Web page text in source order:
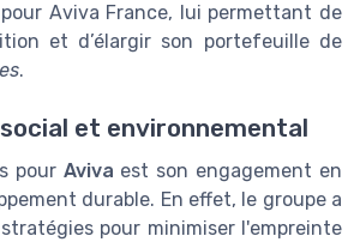
Aviva France, lui permettant de
et d’élargir son portefeuille de
.
et environnemental
pour Aviva est son engagement en
durable. En effet, le groupe a
pour minimiser l'empreinte